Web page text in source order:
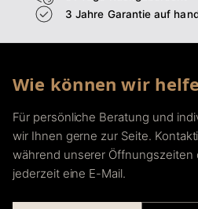
3 Jahre Garantie auf
Wie können wir
Für persönliche Beratung und
wir Ihnen gerne zur Seite.
während unserer Öffnungszeiten
jederzeit eine E-Mail.